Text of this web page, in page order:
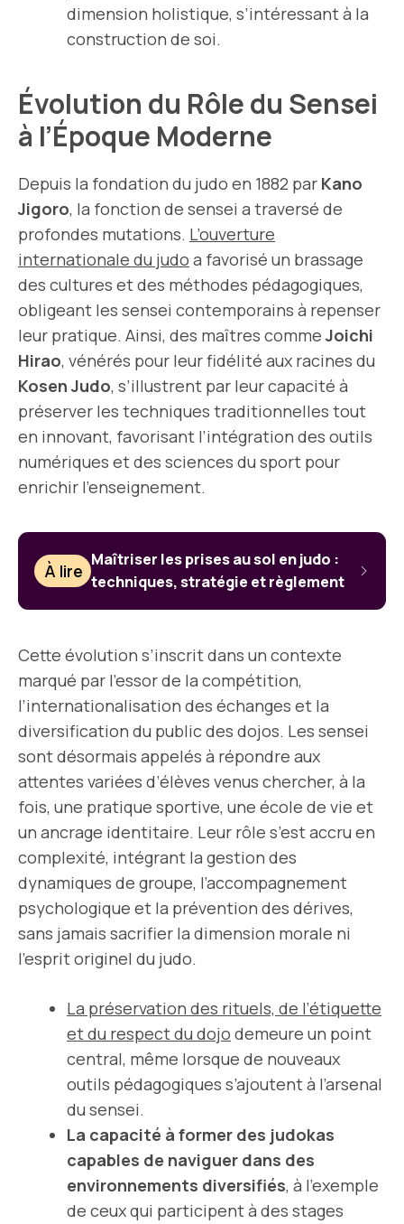
dimension holistique, s’intéressant à la
construction de soi.
Évolution du Rôle du Sensei
à l’Époque Moderne
Depuis la fondation du judo en 1882 par Kano
Jigoro, la fonction de sensei a traversé de
profondes mutations. L’ouverture
internationale du judo a favorisé un brassage
des cultures et des méthodes pédagogiques,
obligeant les sensei contemporains à repenser
leur pratique. Ainsi, des maîtres commeJoichi
Hirao, vénérés pour leur fidélité aux racines du
Kosen Judo, s’illustrent par leur capacité à
préserver les techniques traditionnelles tout
en innovant, favorisant l’intégration des outils
numériques et des sciences du sport pour
enrichir l’enseignement.
À lire
Maîtriser les prises au sol en judo :
techniques, stratégie et règlement
Cette évolution s’inscrit dans un contexte
marqué par l’essor de la compétition,
l’internationalisation des échanges et la
diversification du public des dojos. Les sensei
sont désormais appelés à répondre aux
attentes variées d’élèves venus chercher, à la
fois, une pratique sportive, une école de vie et
un ancrage identitaire. Leur rôle s’est accru en
complexité, intégrant la gestion des
dynamiques de groupe, l’accompagnement
psychologique et la prévention des dérives,
sans jamais sacrifier la dimension morale ni
l’esprit originel du judo.
La préservation des rituels, de l’étiquette
et du respect du dojo demeure un point
central, même lorsque de nouveaux
outils pédagogiques s’ajoutent à l’arsenal
du sensei.
La capacité à former des judokas
capables de naviguer dans des
environnements diversifiés, à l’exemple
de ceux qui participent à des stages